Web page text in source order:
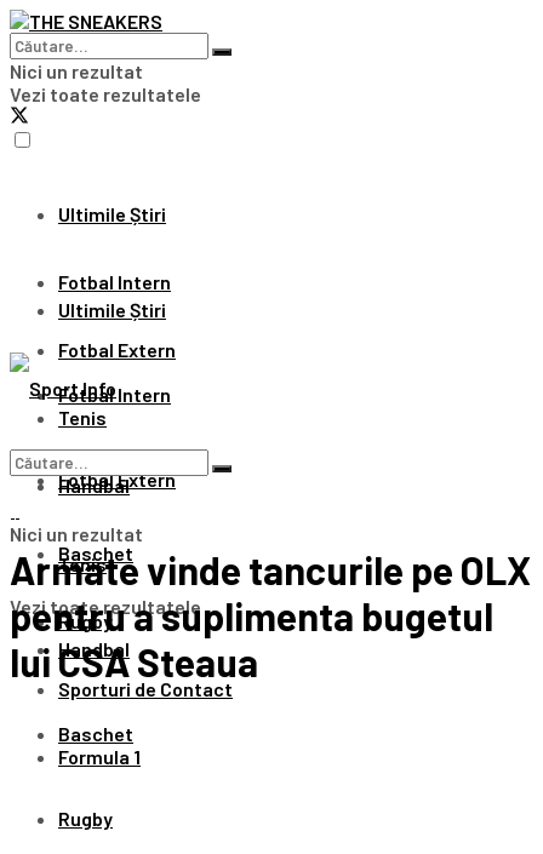
Nici un rezultat
Vezi toate rezultatele
Ultimile Știri
Fotbal Intern
Fotbal Extern
Tenis
Handbal
Baschet
Rugby
Sporturi de Contact
Formula 1
Ultimile Știri
Fotbal Intern
Fotbal Extern
Tenis
Handbal
Baschet
Rugby
Nici un rezultat
Vezi toate rezultatele
Armate vinde tancurile pe OLX
pentru a suplimenta bugetul
lui CSA Steaua